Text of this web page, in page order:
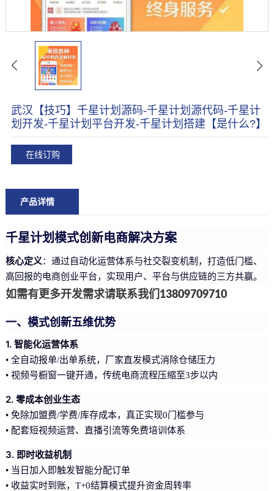
武汉【技巧】千星计划源码-千星计划源代码-千星计
划开发-千星计划平台开发-千星计划搭建【是什么?】
在线订购
产品详情
千星计划模式创新电商解决方案
核心定义：通过自动化运营体系与社交裂变机制，打造低门槛、
高回报的电商创业平台，实现用户、平台与供应链的三方共赢。
如需有更多开发需求请联系我们13809709710
一、模式创新五维优势
1. 智能化运营体系
• 全自动报单/出单系统，厂家直发模式消除仓储压力
• 视频号橱窗一键开通，传统电商流程压缩至3步以内
2. 零成本创业生态
• 免除加盟费/学费/库存成本，真正实现0门槛参与
• 配套短视频运营、直播引流等免费培训体系
3. 即时收益机制
• 当日加入即触发智能分配订单
• 收益实时到账，T+0结算模式提升资金周转率